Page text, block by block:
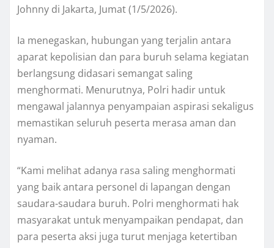
Johnny di Jakarta, Jumat (1/5/2026).
Ia menegaskan, hubungan yang terjalin antara
aparat kepolisian dan para buruh selama kegiatan
berlangsung didasari semangat saling
menghormati. Menurutnya, Polri hadir untuk
mengawal jalannya penyampaian aspirasi sekaligus
memastikan seluruh peserta merasa aman dan
nyaman.
“Kami melihat adanya rasa saling menghormati
yang baik antara personel di lapangan dengan
saudara-saudara buruh. Polri menghormati hak
masyarakat untuk menyampaikan pendapat, dan
para peserta aksi juga turut menjaga ketertiban